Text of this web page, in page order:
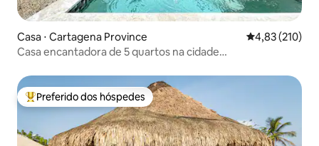
Casa ⋅ Cartagena Province 4,83 de uma
4,83 (210)
Casa encantadora de 5 quartos na cidade
Entre os melhores preferidos dos hóspedes
Preferido dos hóspedes